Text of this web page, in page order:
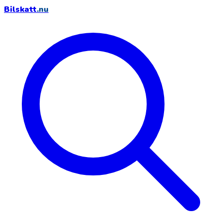
Bilskatt.nu